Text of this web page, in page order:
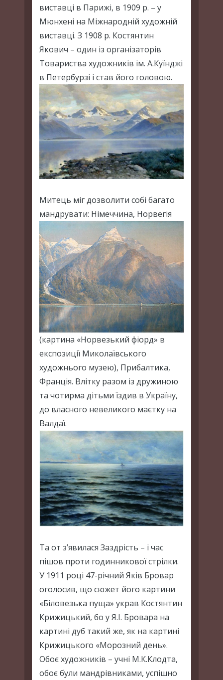
виставці в Парижі, в 1909 р. – у
Мюнхені на Міжнародній художній
виставці. З 1908 р. Костянтин
Якович – один із організаторів
Товариства художників ім. А.Куїнджі
в Петербурзі і став його головою.
Митець міг дозволити собі багато
мандрувати: Німеччина, Норвегія
(картина «Норвезький фіорд» в
експозиції Миколаївського
художнього музею), Прибалтика,
Франція. Влітку разом із дружиною
та чотирма дітьми їздив в Україну,
до власного невеликого маєтку на
Валдаї.
Та от з’явилася Заздрість – і час
пішов проти годинникової стрілки.
У 1911 році 47-річний Яків Бровар
оголосив, що сюжет його картини
«Біловезька пуща» украв Костянтин
Крижицький, бо у Я.І. Бровара на
картині дуб такий же, як на картині
Крижицького «Морозний день».
Обоє художників – учні М.К.Клодта,
обоє були мандрівниками, успішно